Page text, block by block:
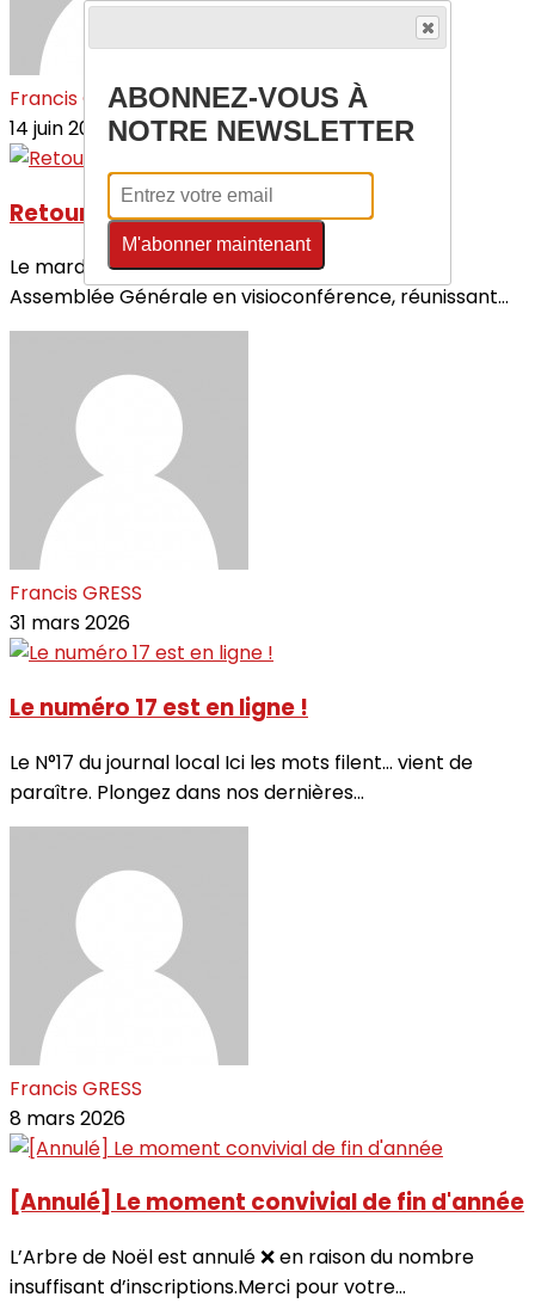
Francis GRESS
14 juin 2026
Retour sur l'Assemblée Générale 2026
Le mardi 31 mars 2026, notre comité a tenu son
Assemblée Générale en visioconférence, réunissant...
Francis GRESS
31 mars 2026
Le numéro 17 est en ligne !
Le N°17 du journal local Ici les mots filent… vient de
paraître. Plongez dans nos dernières...
Francis GRESS
8 mars 2026
[Annulé] Le moment convivial de fin d'année
L’Arbre de Noël est annulé ❌ en raison du nombre
insuffisant d’inscriptions.Merci pour votre...
ABONNEZ-VOUS À
NOTRE NEWSLETTER
M'abonner maintenant